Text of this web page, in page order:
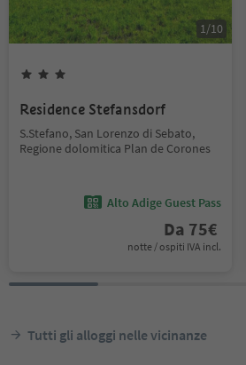
1/10
Residence Stefansdorf
S.Stefano, San Lorenzo di Sebato,
Regione dolomitica Plan de Corones
Alto Adige Guest Pass
Da 75€
notte / ospiti IVA incl.
Tutti gli alloggi nelle vicinanze